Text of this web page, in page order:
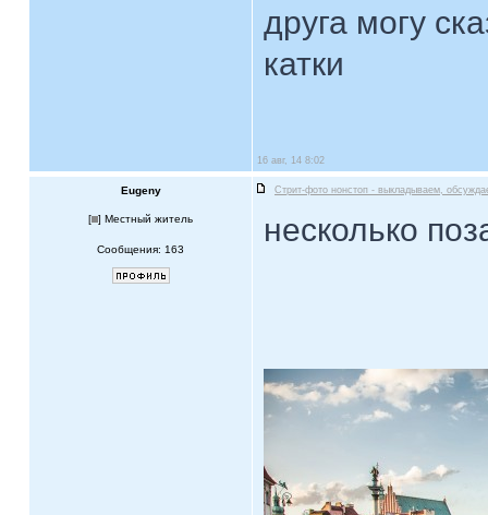
друга могу
катки
16 авг, 14 8:02
Eugeny Стрит-фото нонстоп - выкладываем,
[ ] Местный житель
Сообщения: 163
несколько